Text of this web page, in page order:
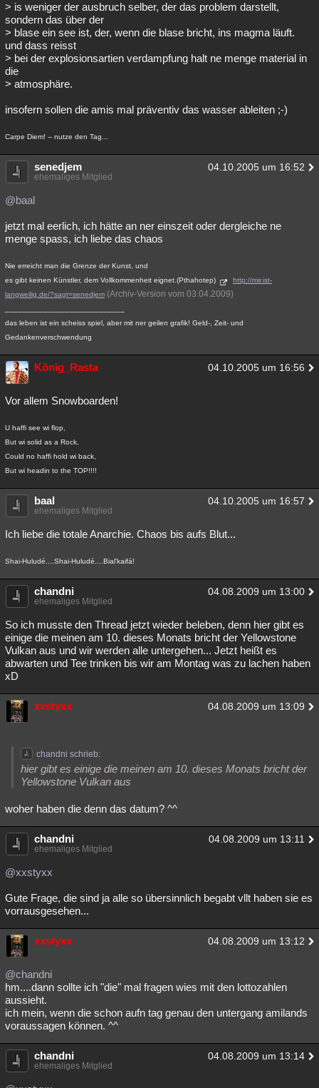
> is weniger der ausbruch selber, der das problem darstellt,
sondern das über der
> blase ein see ist, der, wenn die blase bricht, ins magma läuft.
und dass reisst
> bei der explosionsartien verdampfung halt ne menge material in
die
> atmosphäre.
insofern sollen die amis mal präventiv das wasser ableiten ;-)
Carpe Diem! -- nutze den Tag...
senedjem 04.10.2005 um 16:52
ehemaliges Mitglied
@baal
jetzt mal eerlich, ich hätte an ner einszeit oder dergleiche ne
menge spass, ich liebe das chaos
Nie erreicht man die Grenze der Kunst, und
es gibt keinen Künstler, dem Vollkommenheit eignet.(Pthahotep)
http://mir.ist-
langweilig.de/?sagt=senedjem (Archiv-Version vom 03.04.2009)
das leben ist ein scheiss spiel, aber mit ner geilen grafik! Geld-, Zeit- und
Gedankenverschwendung
König_Rasta 04.10.2005 um 16:56
Vor allem Snowboarden!
U haffi see wi flop,
But wi solid as a Rock,
Could no haffi hold wi back,
But wi headin to the TOP!!!!
baal 04.10.2005 um 16:57
ehemaliges Mitglied
Ich liebe die totale Anarchie. Chaos bis aufs Blut...
Shai-Huludé....Shai-Huludé....Bial'kaifá!
chandni 04.08.2009 um 13:00
ehemaliges Mitglied
So ich musste den Thread jetzt wieder beleben, denn hier gibt es
einige die meinen am 10. dieses Monats bricht der Yellowstone
Vulkan aus und wir werden alle untergehen... Jetzt heißt es
abwarten und Tee trinken bis wir am Montag was zu lachen haben
xD
xxstyxx 04.08.2009 um 13:09
chandni schrieb:
hier gibt es einige die meinen am 10. dieses Monats bricht der
Yellowstone Vulkan aus
woher haben die denn das datum? ^^
chandni 04.08.2009 um 13:11
ehemaliges Mitglied
@xxstyxx
Gute Frage, die sind ja alle so übersinnlich begabt vllt haben sie es
vorrausgesehen...
xxstyxx 04.08.2009 um 13:12
@chandni
hm....dann sollte ich "die" mal fragen wies mit den lottozahlen
aussieht.
ich mein, wenn die schon aufn tag genau den untergang amilands
voraussagen können. ^^
chandni 04.08.2009 um 13:14
ehemaliges Mitglied